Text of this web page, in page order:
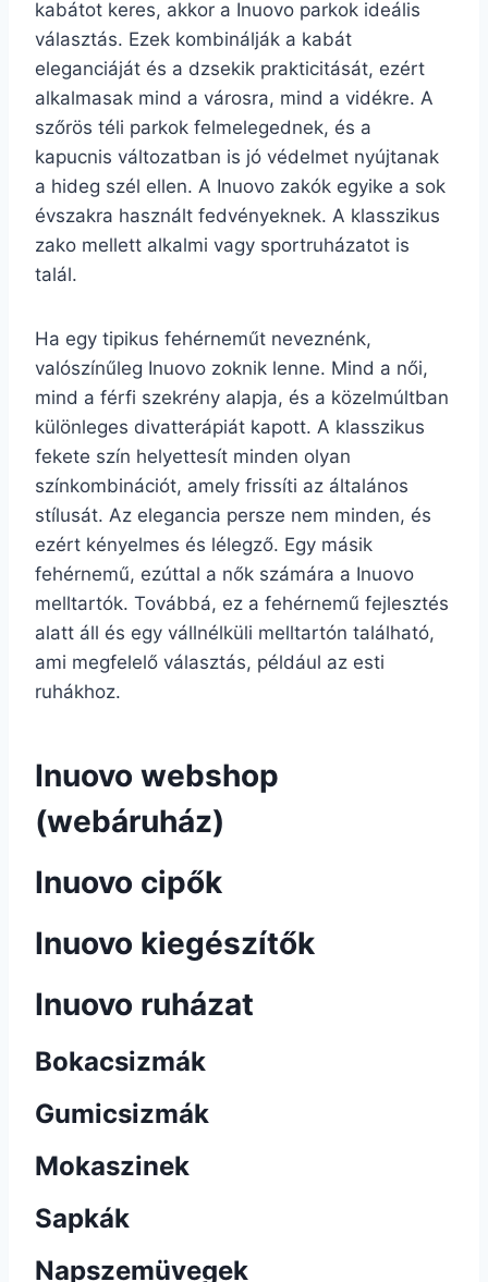
kabátot keres, akkor a Inuovo parkok ideális
választás. Ezek kombinálják a kabát
eleganciáját és a dzsekik prakticitását, ezért
alkalmasak mind a városra, mind a vidékre. A
szőrös téli parkok felmelegednek, és a
kapucnis változatban is jó védelmet nyújtanak
a hideg szél ellen. A Inuovo zakók egyike a sok
évszakra használt fedvényeknek. A klasszikus
zako mellett alkalmi vagy sportruházatot is
talál.
Ha egy tipikus fehérneműt neveznénk,
valószínűleg Inuovo zoknik lenne. Mind a női,
mind a férfi szekrény alapja, és a közelmúltban
különleges divatterápiát kapott. A klasszikus
fekete szín helyettesít minden olyan
színkombinációt, amely frissíti az általános
stílusát. Az elegancia persze nem minden, és
ezért kényelmes és lélegző. Egy másik
fehérnemű, ezúttal a nők számára a Inuovo
melltartók. Továbbá, ez a fehérnemű fejlesztés
alatt áll és egy vállnélküli melltartón található,
ami megfelelő választás, például az esti
ruhákhoz.
Inuovo webshop
(webáruház)
Inuovo cipők
Inuovo kiegészítők
Inuovo ruházat
Bokacsizmák
Gumicsizmák
Mokaszinek
Sapkák
Napszemüvegek